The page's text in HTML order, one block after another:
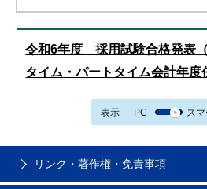
令和6年度 採用試験合格発表
タイム・パートタイム会計年度
表示 PC ス
リンク・著作権・免責事項